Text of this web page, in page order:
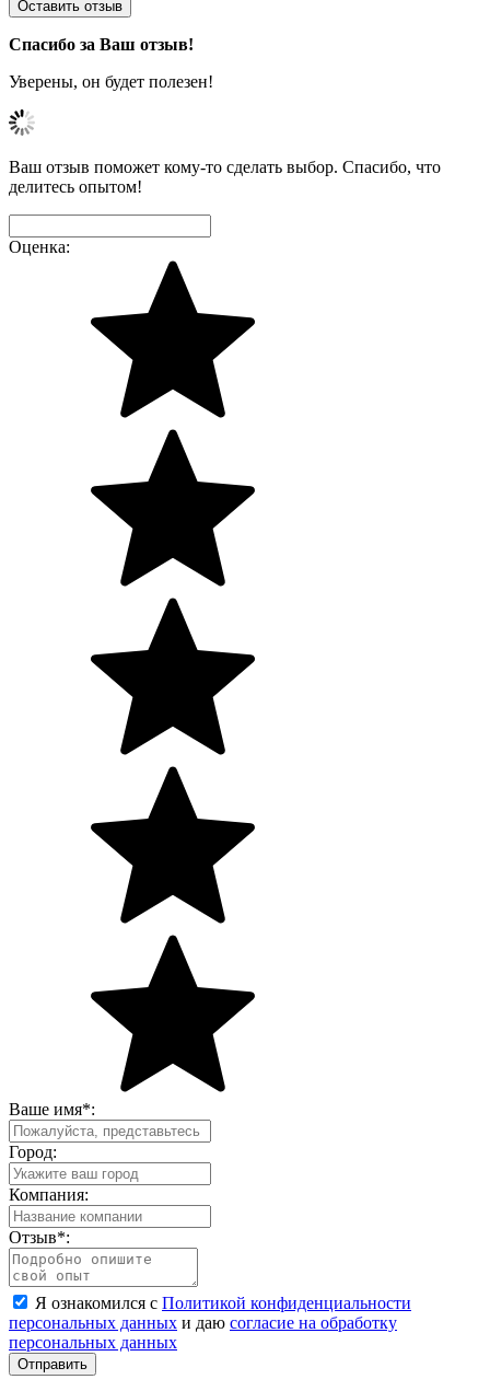
Оставить отзыв
Спасибо за Ваш отзыв!
Уверены, он будет полезен!
Ваш отзыв поможет кому-то сделать выбор. Спасибо, что
делитесь опытом!
Оценка:
Ваше имя*:
Город:
Компания:
Отзыв*:
Я ознакомился с Политикой конфиденциальности
персональных данных и даю согласие на обработку
персональных данных
Отправить